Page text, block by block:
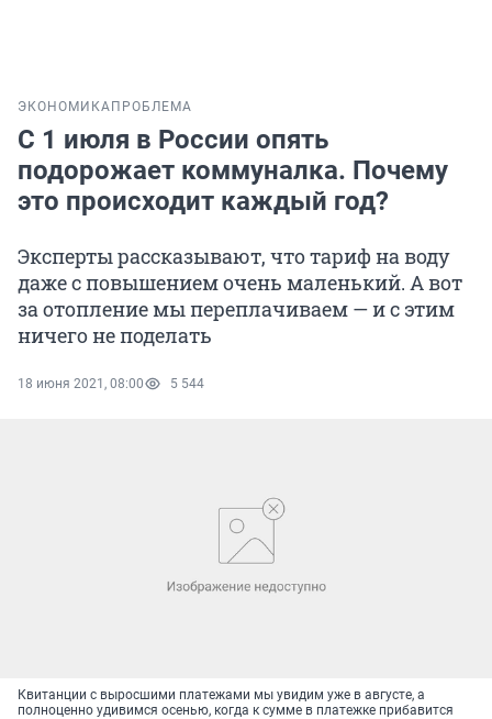
ЭКОНОМИКА ПРОБЛЕМА
С 1 июля в России опять
подорожает коммуналка. Почему
это происходит каждый год?
Эксперты рассказывают, что тариф на воду
даже с повышением очень маленький. А вот
за отопление мы переплачиваем — и с этим
ничего не поделать
18 июня 2021, 08:00 5 544
Квитанции с выросшими платежами мы увидим уже в августе, а
полноценно удивимся осенью, когда к сумме в платежке прибавится